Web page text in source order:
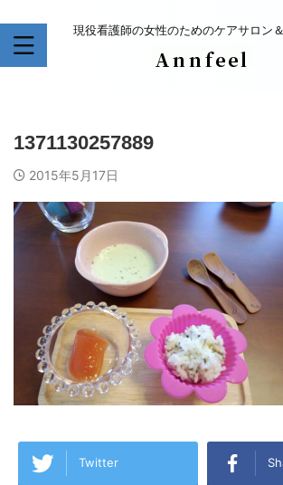
現役看護師の女性のためのケアサロン
1371130257889
2015年5月17日
Twitter